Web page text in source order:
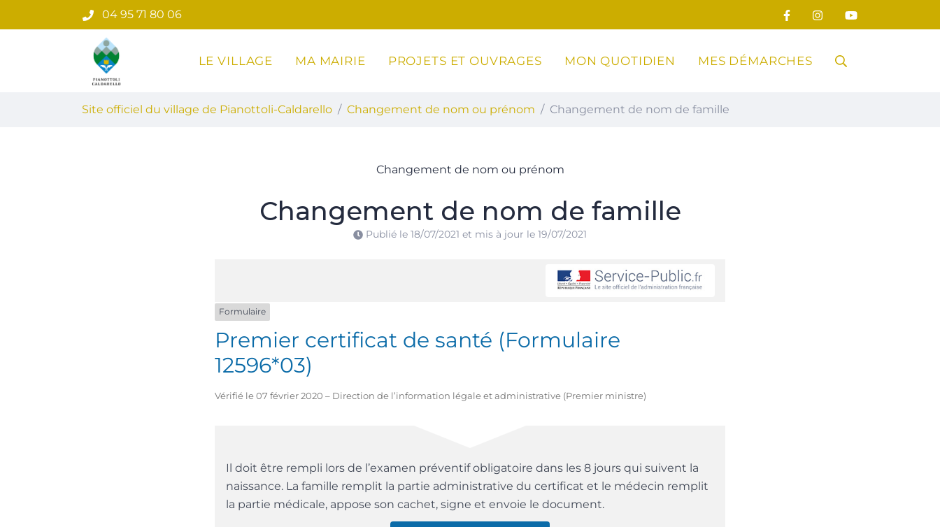
au
04 95 71 80 06
Site officiel du village de Pianottoli-Caldarello
LE VILLAGE MA MAIRIE PROJETS ET OUVRAGES MON QUOTIDIEN MES DÉMARCHES RECHERCHE
Site officiel du village de Pianottoli-Caldarello Changement de nom ou prénom Changement de nom de famille
Changement de nom ou prénom
Changement de nom de famille
Publié le 18/07/2021 et mis à jour le 19/07/2021
Formulaire
Premier certificat de santé (Formulaire
12596*03)
Vérifié le 07 février 2020 – Direction de l’information légale et administrative (Premier ministre)
Il doit être rempli lors de l’examen préventif obligatoire dans les 8 jours qui suivent la
naissance. La famille remplit la partie administrative du certificat et le médecin remplit
la partie médicale, appose son cachet, signe et envoie le document.